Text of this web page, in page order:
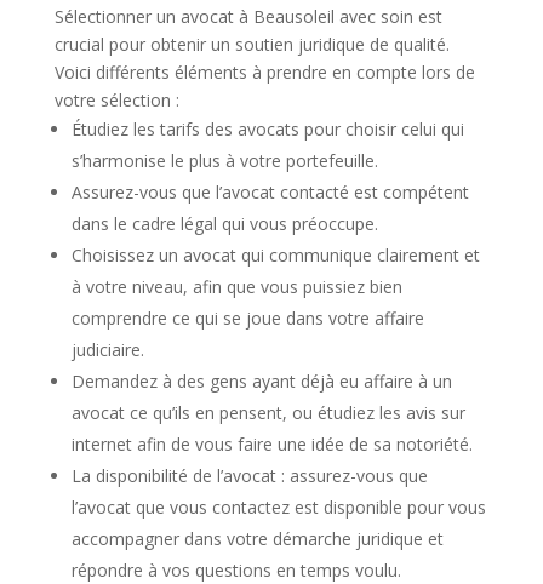
Sélectionner un avocat à Beausoleil avec soin est
crucial pour obtenir un soutien juridique de qualité.
Voici différents éléments à prendre en compte lors de
votre sélection :
Étudiez les tarifs des avocats pour choisir celui qui
s’harmonise le plus à votre portefeuille.
Assurez-vous que l’avocat contacté est compétent
dans le cadre légal qui vous préoccupe.
Choisissez un avocat qui communique clairement et
à votre niveau, afin que vous puissiez bien
comprendre ce qui se joue dans votre affaire
judiciaire.
Demandez à des gens ayant déjà eu affaire à un
avocat ce qu’ils en pensent, ou étudiez les avis sur
internet afin de vous faire une idée de sa notoriété.
La disponibilité de l’avocat : assurez-vous que
l’avocat que vous contactez est disponible pour vous
accompagner dans votre démarche juridique et
répondre à vos questions en temps voulu.